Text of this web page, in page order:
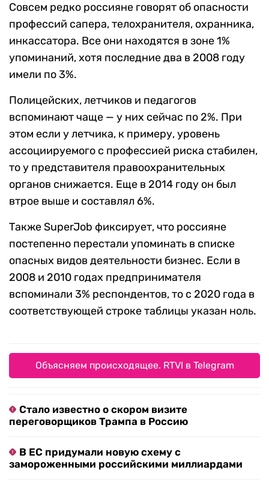
Совсем редко россияне говорят об опасности
профессий сапера, телохранителя, охранника,
инкассатора. Все они находятся в зоне 1%
упоминаний, хотя последние два в 2008 году
имели по 3%.
Полицейских, летчиков и педагогов
вспоминают чаще — у них сейчас по 2%. При
этом если у летчика, к примеру, уровень
ассоциируемого с профессией риска стабилен,
то у представителя правоохранительных
органов снижается. Еще в 2014 году он был
втрое выше и составлял 6%.
Также SuperJob фиксирует, что россияне
постепенно перестали упоминать в списке
опасных видов деятельности бизнес. Если в
2008 и 2010 годах предпринимателя
вспоминали 3% респондентов, то с 2020 года в
соответствующей строке таблицы указан ноль.
Объясняем происходящее. RTVI в Telegram
Стало известно о скором визите
переговорщиков Трампа в Россию
В ЕС придумали новую схему с
замороженными российскими миллиардами